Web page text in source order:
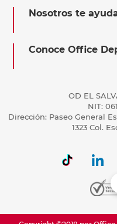
Nosotros te
Conoce Office
OD EL
NIT:
Dirección: Paseo General
1323 Col.